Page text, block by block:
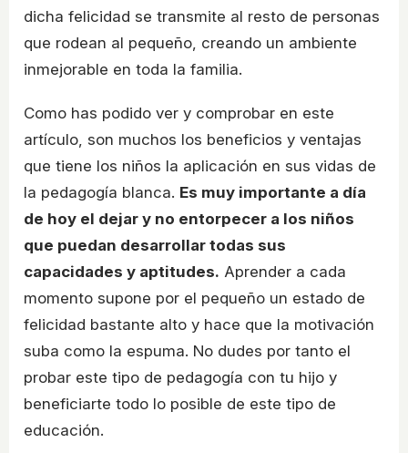
dicha felicidad se transmite al resto de personas
que rodean al pequeño, creando un ambiente
inmejorable en toda la familia.
Como has podido ver y comprobar en este
artículo, son muchos los beneficios y ventajas
que tiene los niños la aplicación en sus vidas de
la pedagogía blanca. Es muy importante a día
de hoy el dejar y no entorpecer a los niños
que puedan desarrollar todas sus
capacidades y aptitudes. Aprender a cada
momento supone por el pequeño un estado de
felicidad bastante alto y hace que la motivación
suba como la espuma. No dudes por tanto el
probar este tipo de pedagogía con tu hijo y
beneficiarte todo lo posible de este tipo de
educación.